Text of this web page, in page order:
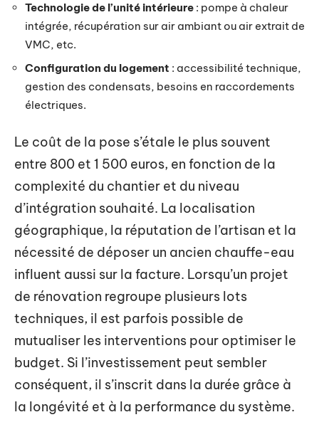
Technologie de l’unité intérieure : pompe à chaleur
intégrée, récupération sur air ambiant ou air extrait de
VMC, etc.
Configuration du logement : accessibilité technique,
gestion des condensats, besoins en raccordements
électriques.
Le coût de la pose s’étale le plus souvent
entre 800 et 1 500 euros, en fonction de la
complexité du chantier et du niveau
d’intégration souhaité. La localisation
géographique, la réputation de l’artisan et la
nécessité de déposer un ancien chauffe-eau
influent aussi sur la facture. Lorsqu’un projet
de rénovation regroupe plusieurs lots
techniques, il est parfois possible de
mutualiser les interventions pour optimiser le
budget. Si l’investissement peut sembler
conséquent, il s’inscrit dans la durée grâce à
la longévité et à la performance du système.